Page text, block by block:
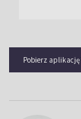
Pobierz aplikację